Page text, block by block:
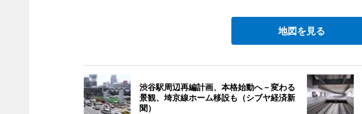
地図を見る
渋谷駅周辺再編計画、本格始動へ－変わる
景観、埼京線ホーム移設も（シブヤ経済新
聞）